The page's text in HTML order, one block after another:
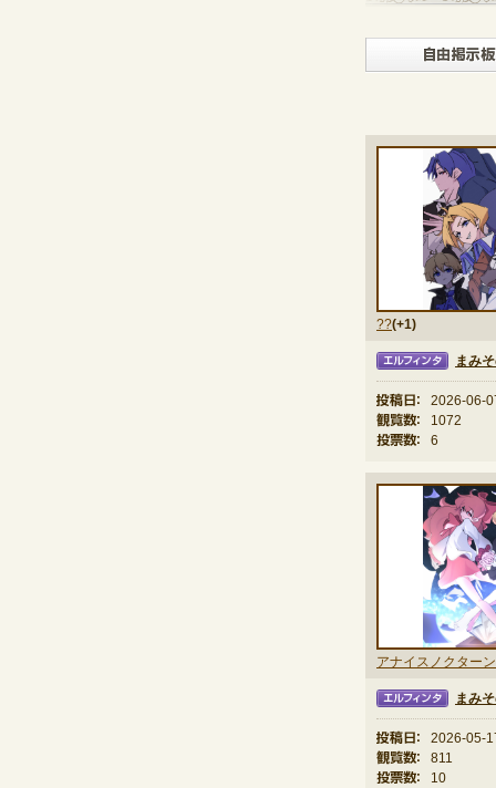
??(+1)
まみ
投稿日：
2026-06-
観覧数：
1072
投票数：
6
アナイスノクターン
まみ
投稿日：
2026-05-
観覧数：
811
投票数：
10